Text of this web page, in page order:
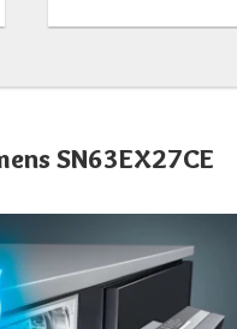
SN63EX27CE